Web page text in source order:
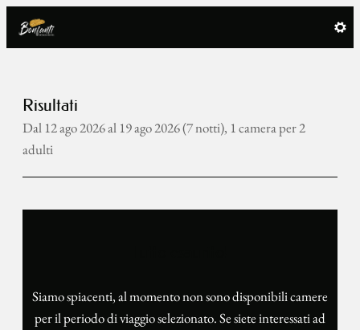
Risultati
Dal 12 ago 2026 al 19 ago 2026 (7 notti), 1 cameraper2
adulti
Siamo spiacenti, al momento non sono disponibili camere
per il periodo di viaggio selezionato. Se siete interessati ad